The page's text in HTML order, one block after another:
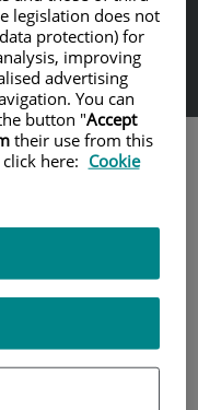
nivel
+
legislation does not
protection) for
improving
advertising
You can
button "Accept
their use from this
here: Cookie